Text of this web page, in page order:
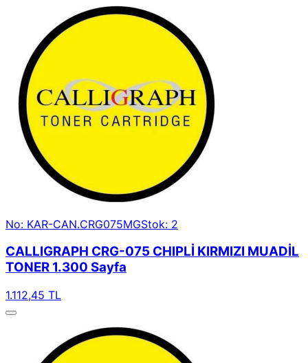
No: KAR-CAN.CRG075MGStok: 2
CALLIGRAPH CRG-075 CHIPLİ KIRMIZI MUADİL
TONER 1.300 Sayfa
1.112,45 TL